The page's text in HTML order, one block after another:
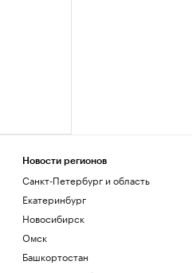
Новости регионов
Санкт-Петербург и область
Екатеринбург
Новосибирск
Омск
Башкортостан